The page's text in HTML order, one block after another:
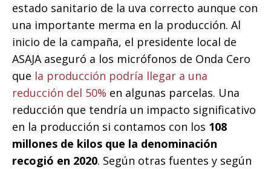
estado sanitario de la uva correcto aunque con
una importante merma en la producción. Al
inicio de la campaña, el presidente local de
ASAJA aseguró a los micrófonos de Onda Cero
que la producción podría llegar a una
reducción del 50% en algunas parcelas. Una
reducción que tendría un impacto significativo
en la producción si contamos con los 108
millones de kilos que la denominación
recogió en 2020. Según otras fuentes y según